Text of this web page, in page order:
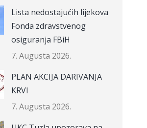
Lista nedostajućih lijekova
Fonda zdravstvenog
osiguranja FBiH
7. Augusta 2026.
PLAN AKCIJA DARIVANJA
KRVI
7. Augusta 2026.